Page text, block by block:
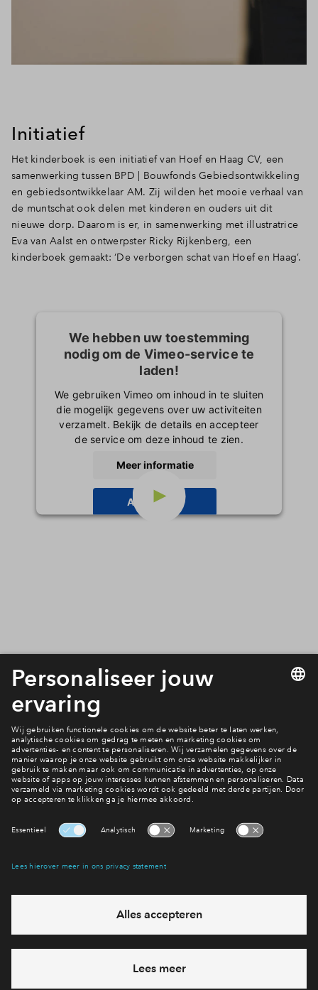
Initiatief
Het kinderboek is een initiatief van Hoef en Haag CV, een
samenwerking tussen BPD | Bouwfonds Gebiedsontwikkeling
en gebiedsontwikkelaar AM. Zij wilden het mooie verhaal van
de muntschat ook delen met kinderen en ouders uit dit
nieuwe dorp. Daarom is er, in samenwerking met illustratrice
Eva van Aalst en ontwerpster Ricky Rijkenberg, een
kinderboek gemaakt: ‘De verborgen schat van Hoef en Haag’.
We hebben uw toestemming
nodig om de Vimeo-service te
laden!
We gebruiken Vimeo om inhoud in te sluiten
die mogelijk gegevens over uw activiteiten
verzamelt. Bekijk de details en accepteer
de service om deze inhoud te zien.
Meer informatie
Accepteren
Nieuws
Hiermee blijf je op de hoogte van het belangrijkste nieuws en
Ja, ik wil mij aanmelden
Heb je een vraag en wil je direct antwoord? Bel ons op088
712 28 68